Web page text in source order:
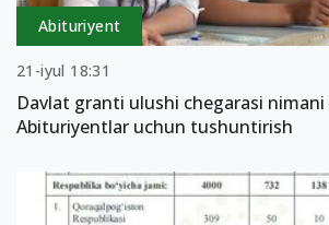
Abituriyent
21-iyul 18:31
Davlat granti ulushi chegarasi
Abituriyentlar uchun tushuntirish